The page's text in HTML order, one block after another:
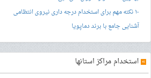
۱۰ نکته مهم برای استخدام درجه داری نیروی انتظامی
آشنایی جامع با برند دماپویا
» استخدام مراکز استانها